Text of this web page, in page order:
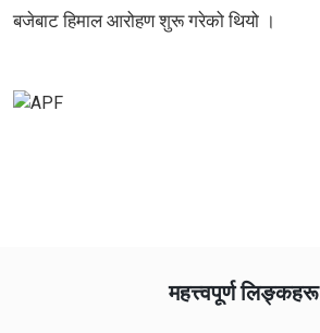
बजेबाट हिमाल आरोहण शुरू गरेको थियो ।
महत्त्वपूर्ण लिङ्कहरू